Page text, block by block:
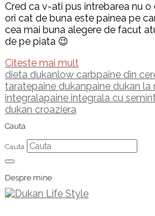
Cred ca v-ati pus intrebarea nu
ori cat de buna este painea pe
cea mai buna alegere de facut
de pe piata 😉
Citeste mai mult
dieta dukanlow carbpaine din
taratepaine dukanpaine dukan la
integralapaine integrala cu
dukan croaziera
Cauta
Cauta
Despre mine